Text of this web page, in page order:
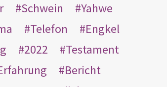
Schwein
Yahwe
Telefon
Engkel
2022
Testament
Bericht